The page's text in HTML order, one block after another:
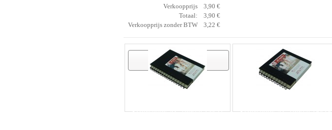
Verkoopprijs
3,90 €
Totaal:
3,90 €
Verkoopprijs zonder BTW
3,22 €
Artikelgegevens
Schetsboek AC spiraal 14x21 Schetsboek AC spiraal 15x15